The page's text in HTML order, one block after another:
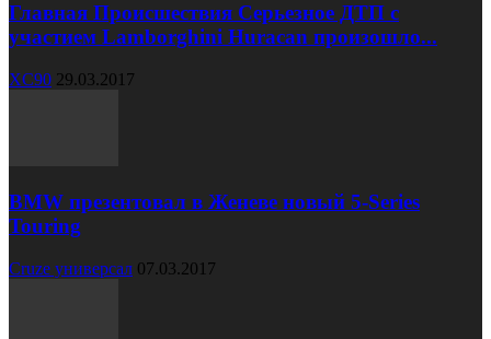
Главная Происшествия Серьезное ДТП с
участием Lamborghini Huracan произошло...
XC90 29.03.2017
BMW презентовал в Женеве новый 5-Series
Touring
Cruze универсал 07.03.2017